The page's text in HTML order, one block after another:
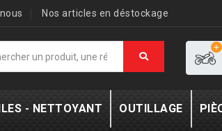
Nos articles en déstockage
- NETTOYANT OUTILLAGE